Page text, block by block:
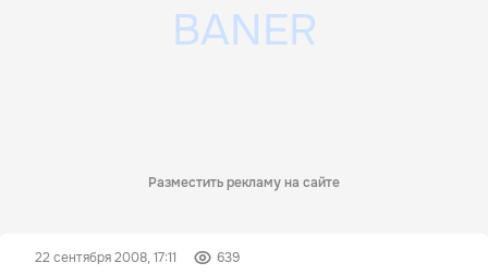
Разместить рекламу на сайте
22 сентября 2008, 17:11 639